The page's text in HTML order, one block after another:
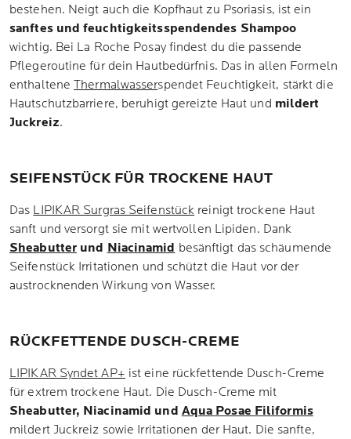
bestehen. Neigt auch die Kopfhaut zu Psoriasis, ist ein
sanftes und feuchtigkeitsspendendes Shampoo
wichtig. Bei La Roche Posay findest du die passende
Pflegeroutine für dein Hautbedürfnis. Das in allen Formeln
enthalteneThermalwasserspendet Feuchtigkeit, stärkt die
Hautschutzbarriere, beruhigt gereizte Haut und mildert
Juckreiz.
SEIFENSTÜCK FÜR TROCKENE HAUT
Das LIPIKAR Surgras Seifenstück reinigt trockene Haut
sanft und versorgt sie mit wertvollen Lipiden. Dank
Sheabutter und Niacinamid besänftigt das schäumende
Seifenstück Irritationen und schützt die Haut vor der
austrocknenden Wirkung von Wasser.
RÜCKFETTENDE DUSCH-CREME
LIPIKAR Syndet AP+ ist eine rückfettende Dusch-Creme
für extrem trockene Haut. Die Dusch-Creme mit
Sheabutter, Niacinamid und Aqua Posae Filiformis
mildert Juckreiz sowie Irritationen der Haut. Die sanfte,